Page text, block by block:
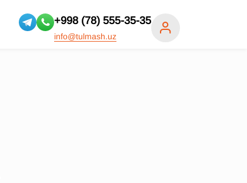
+998 (78) 555-35-35
info@tulmash.uz